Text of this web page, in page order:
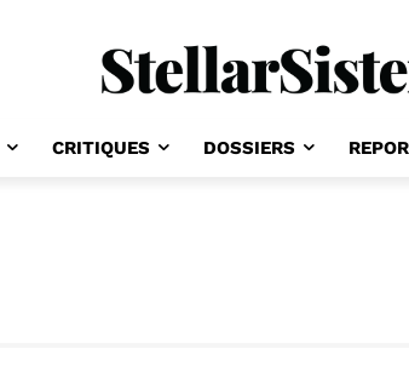
CRITIQUES DOSSIERS